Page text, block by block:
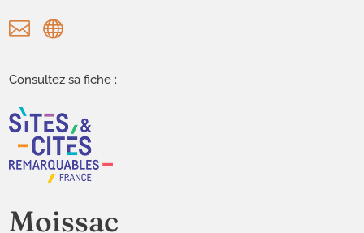
 
Consultez sa fiche :
Moissac